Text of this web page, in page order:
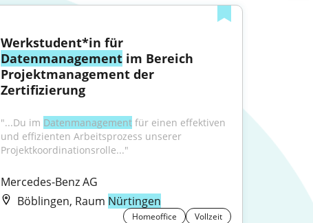
Werkstudent*in für
Datenmanagement im Bereich
Projektmanagement der
Zertifizierung
"...Du im Datenmanagement für einen effektiven
und effizienten Arbeitsprozess unserer
Projektkoordinationsrolle..."
Mercedes-Benz AG
Böblingen, Raum Nürtingen
Homeoffice Vollzeit